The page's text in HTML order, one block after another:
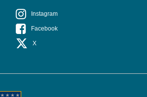
Instagram
Facebook
X